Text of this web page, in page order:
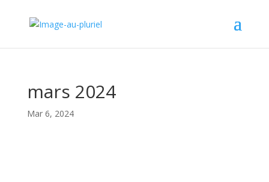
mars 2024
Mar 6, 2024